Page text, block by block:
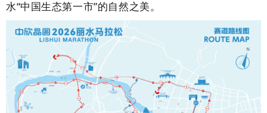
水“中国生态第一市”的自然之美。